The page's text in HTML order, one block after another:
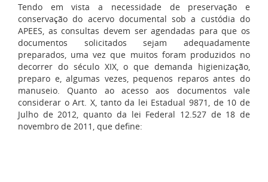
Tendo em vista a necessidade de preservação e
conservação do acervo documental sob a custódia do
APEES, as consultas devem ser agendadas para que os
documentos solicitados sejam adequadamente
preparados, uma vez que muitos foram produzidos no
decorrer do século XIX, o que demanda higienização,
preparo e, algumas vezes, pequenos reparos antes do
manuseio. Quanto ao acesso aos documentos vale
considerar o Art. X, tanto da lei Estadual 9871, de 10 de
Julho de 2012, quanto da lei Federal 12.527 de 18 de
novembro de 2011, que define: